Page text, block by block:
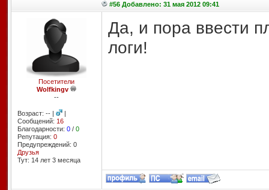
#56 Добавлено: 31 мая 2012 09:41
Посетители
Wolfkingv
--
Возраст: -- |
|
Сообщений: 16
Благодарности: 0/ 0
Репутация: 0
Предупреждений: 0
Друзья
Тут: 14 лет 3 месяцa
Да, и пора ввести
логи!